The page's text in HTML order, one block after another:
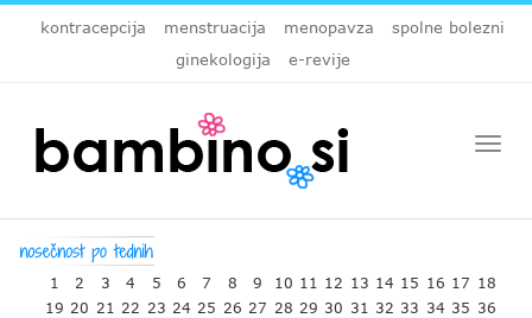
kontracepcija menstruacija menopavza
spolne bolezni
ginekologija
e-revije
1 2 3 4 5 6 7 8 9 10 11 12 13 14 15 16 17 18
19 20 21 22 23 24 25 26 27 28 29 30 31 32 33 34 35 36